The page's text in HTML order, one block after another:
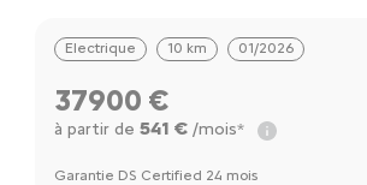
Electrique 10 km 01/2026
37900 €
à partir de 541 €/mois*
Garantie DS Certified 24 mois